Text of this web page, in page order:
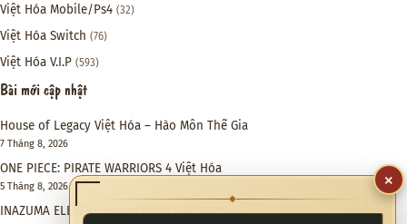
Việt Hóa Mobile/Ps4 (32)
Việt Hóa Switch (76)
Việt Hóa V.I.P (593)
Bài mới cập nhật
House of Legacy Việt Hóa – Hào Môn Thế Gia
7 Tháng 8, 2026
ONE PIECE: PIRATE WARRIORS 4 Việt Hóa
5 Tháng 8, 2026
INAZUMA ELEVEN: Victory Road Việt Hóa
×
◆